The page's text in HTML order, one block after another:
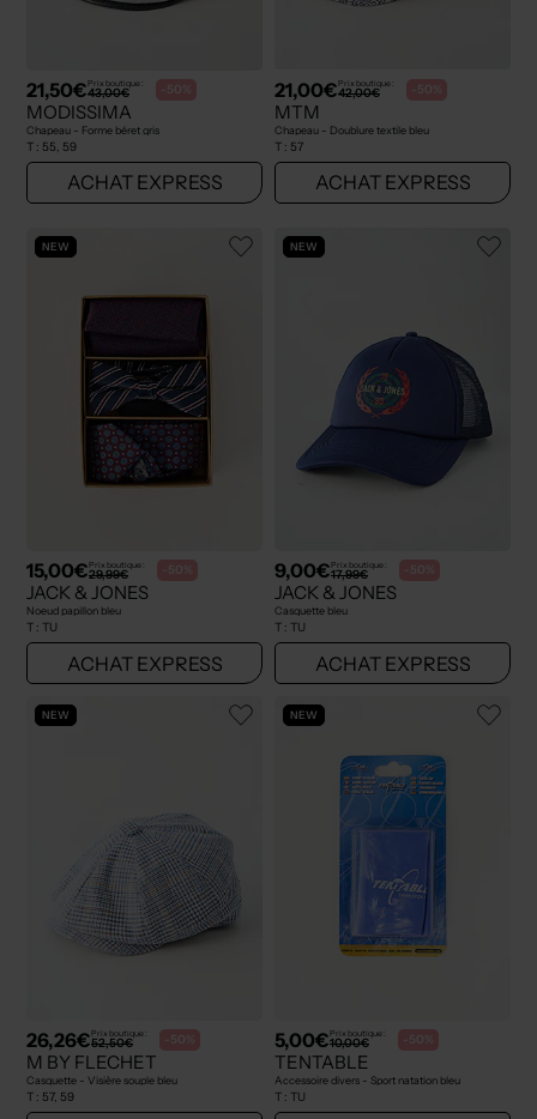
21,50€Prix boutique :
43,00€ -50%
MODISSIMA
Chapeau - Forme béret gris
T : 55, 59
ACHAT EXPRESS
21,00€Prix boutique :
42,00€ -50%
MTM
Chapeau - Doublure textile bleu
T : 57
ACHAT EXPRESS
NEW
15,00€Prix boutique :
29,99€ -50%
JACK & JONES
Noeud papillon bleu
T : TU
ACHAT EXPRESS
NEW
9,00€Prix boutique :
17,99€ -50%
JACK & JONES
Casquette bleu
T : TU
ACHAT EXPRESS
NEW
26,26€Prix boutique :
52,50€ -50%
M BY FLECHET
Casquette - Visière souple bleu
T : 57, 59
NEW
5,00€Prix boutique :
10,00€ -50%
TENTABLE
Accessoire divers - Sport natation bleu
T : TU